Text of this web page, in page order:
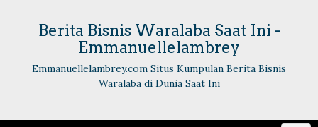
Berita Bisnis Waralaba Saat Ini -
Emmanuellelambrey
Emmanuellelambrey.com Situs Kumpulan Berita Bisnis
Waralaba di Dunia Saat Ini